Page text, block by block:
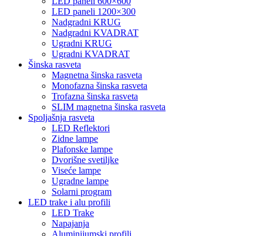
LED paneli 1200×300
Nadgradni KRUG
Nadgradni KVADRAT
Ugradni KRUG
Ugradni KVADRAT
Šinska rasveta
Magnetna šinska rasveta
Monofazna šinska rasveta
Trofazna šinska rasveta
SLIM magnetna šinska rasveta
Spoljašnja rasveta
LED Reflektori
Zidne lampe
Plafonske lampe
Dvorišne svetiljke
Viseće lampe
Ugradne lampe
Solarni program
LED trake i alu profili
LED Trake
Napajanja
Aluminijumski profili